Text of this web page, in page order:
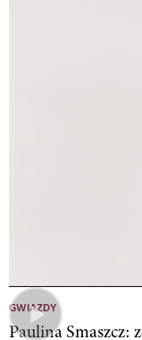
GWIAZDY
Paulina Smaszcz: